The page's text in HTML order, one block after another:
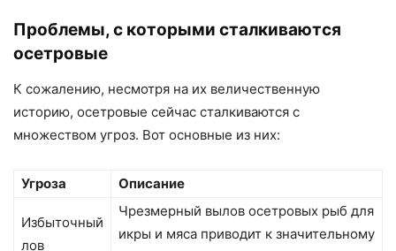
Проблемы, с которыми сталкиваются
осетровые
К сожалению, несмотря на их величественную
историю, осетровые сейчас сталкиваются с
множеством угроз. Вот основные из них:
Угроза Описание
Избыточный
лов
Чрезмерный вылов осетровых рыб для
икры и мяса приводит к значительному